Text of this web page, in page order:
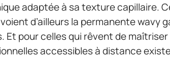
adaptée à sa texture capillaire.
d’ailleurs la permanente wavy
Et pour celles qui rêvent de
accessibles à distance